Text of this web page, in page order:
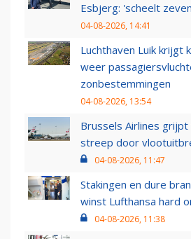
Esbjerg: 'scheelt
04-08-2026, 14:41
Luchthaven Luik krijgt
weer
zonbestemmingen
04-08-2026, 13:54
Brussels Airlines
streep door
04-08-2026, 11:47
Stakingen en dure
winst Lufthansa hard
04-08-2026, 11:38